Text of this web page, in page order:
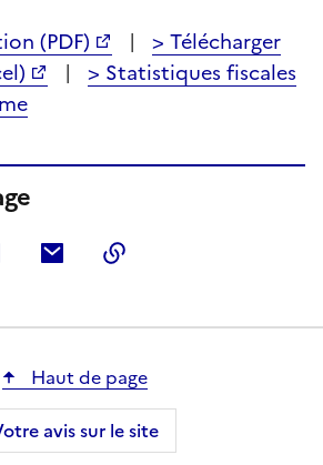
(PDF)
| > Télécharger
| > Statistiques fiscales
sur Twitter
Partager sur LinkedIn
Partager par courriel
Haut de page
avis sur le site